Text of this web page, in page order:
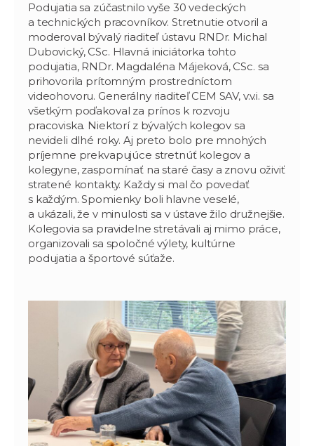
Podujatia sa zúčastnilo vyše 30 vedeckých
a technických pracovníkov. Stretnutie otvoril a
moderoval bývalý riaditeľ ústavu RNDr. Michal
Dubovický, CSc. Hlavná iniciátorka tohto
podujatia, RNDr. Magdaléna Májeková, CSc. sa
prihovorila prítomným prostredníctom
videohovoru. Generálny riaditeľ CEM SAV, v.v.i. sa
všetkým poďakoval za prínos k rozvoju
pracoviska. Niektorí z bývalých kolegov sa
nevideli dlhé roky. Aj preto bolo pre mnohých
príjemne prekvapujúce stretnúť kolegov a
kolegyne, zaspomínať na staré časy a znovu oživiť
stratené kontakty. Každy si mal čo povedať
s každým. Spomienky boli hlavne veselé,
a ukázali, že v minulosti sa v ústave žilo družnejšie.
Kolegovia sa pravidelne stretávali aj mimo práce,
organizovali sa spoločné výlety, kultúrne
podujatia a športové súťaže.